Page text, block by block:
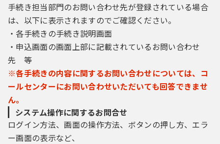
手続き担当部門のお問い合わせ先が登録されている場合
は、以下に表示されますのでご確認ください。
・各手続きの手続き説明画面
・申込画面の画面上部に記載されているお問い合わせ
先 等
※各手続きの内容に関するお問い合わせについては、コ
ールセンターにお問い合わせいただいても回答できませ
ん。
システム操作に関するお問合せ
ログイン方法、画面の操作方法、ボタンの押し方、エラ
ー画面の表示など、